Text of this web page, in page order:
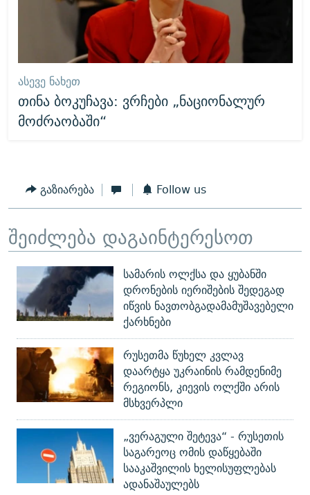
ᲐᲡᲔᲕᲔ ᲜᲐᲮᲔᲗ
თინა ბოკუჩავა: ვრჩები „ნაციონალურ
მოძრაობაში“
გაზიარება Follow us
შეიძლება დაგაინტერესოთ
სამარის ოლქსა და ყუბანში
დრონების იერიშების შედეგად
იწვის ნავთობგადამამუშავებელი
ქარხნები
რუსეთმა წუხელ კვლავ
დაარტყა უკრაინის რამდენიმე
რეგიონს, კიევის ოლქში არის
მსხვერპლი
„ვერაგული შეტევა“ - რუსეთის
საგარეოც ომის დაწყებაში
სააკაშვილის ხელისუფლებას
ადანაშაულებს